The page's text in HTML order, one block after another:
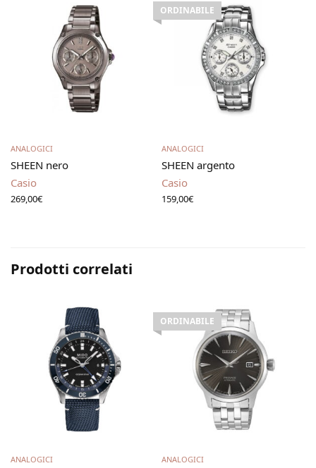
Aggiungi al carrello
ANALOGICI
SHEEN nero
Casio
269,00€
ORDINABILE
ANALOGICI
SHEEN argento
Casio
159,00€
Prodotti correlati
Aggiungi al carrello
ANALOGICI
ORDINABILE
ANALOGICI